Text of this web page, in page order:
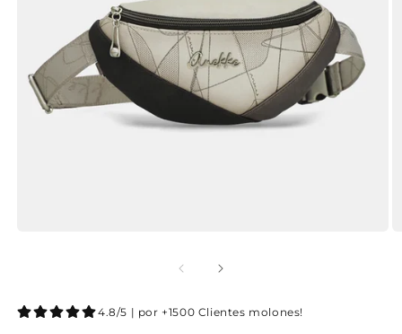
4.8/5 | por +1500 Clientes molones!